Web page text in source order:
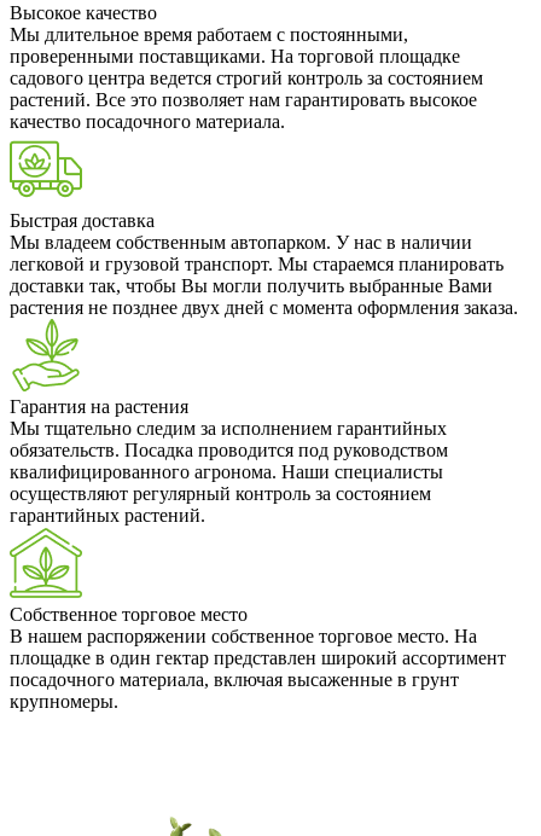
Высокое качество
Мы длительное время работаем с постоянными,
проверенными поставщиками. На торговой площадке
садового центра ведется строгий контроль за состоянием
растений. Все это позволяет нам гарантировать высокое
качество посадочного материала.
Быстрая доставка
Мы владеем собственным автопарком. У нас в наличии
легковой и грузовой транспорт. Мы стараемся планировать
доставки так, чтобы Вы могли получить выбранные Вами
растения не позднее двух дней с момента оформления заказа.
Гарантия на растения
Мы тщательно следим за исполнением гарантийных
обязательств. Посадка проводится под руководством
квалифицированного агронома. Наши специалисты
осуществляют регулярный контроль за состоянием
гарантийных растений.
Собственное торговое место
В нашем распоряжении собственное торговое место. На
площадке в один гектар представлен широкий ассортимент
посадочного материала, включая высаженные в грунт
крупномеры.